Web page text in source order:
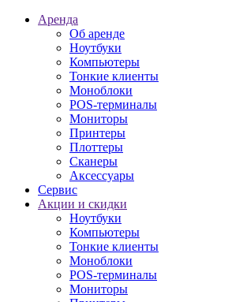
Аренда
Об аренде
Ноутбуки
Компьютеры
Тонкие клиенты
Моноблоки
POS-терминалы
Мониторы
Принтеры
Плоттеры
Сканеры
Аксессуары
Сервис
Акции и скидки
Ноутбуки
Компьютеры
Тонкие клиенты
Моноблоки
POS-терминалы
Мониторы